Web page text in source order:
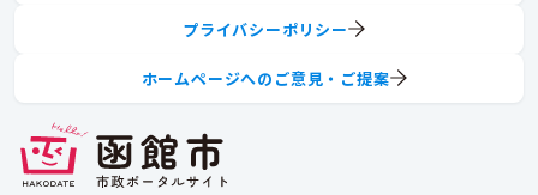
プライバシーポリシー
ホームページへのご意見・ご提案